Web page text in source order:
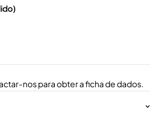
nos para obter a ficha de dados.